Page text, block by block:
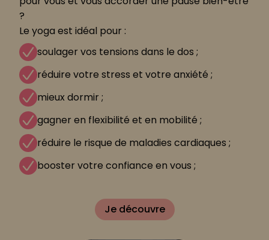
?
Le yoga est idéal pour :
soulager vos tensions dans le dos ;
réduire votre stress et votre anxiété ;
mieux dormir ;
gagner en flexibilité et en mobilité ;
réduire le risque de maladies cardiaques ;
booster votre confiance en vous ;
Je découvre